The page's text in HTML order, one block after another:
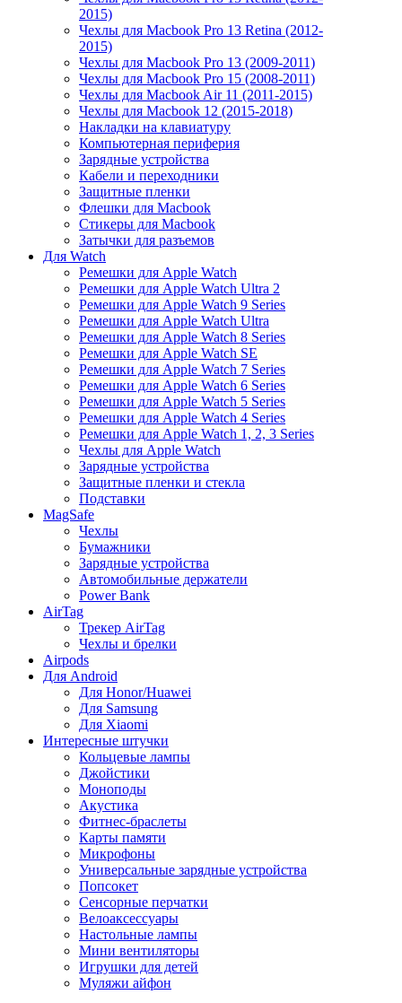
2015)
Чехлы для Macbook Pro 13 Retina (2012-
2015)
Чехлы для Macbook Pro 13 (2009-2011)
Чехлы для Macbook Pro 15 (2008-2011)
Чехлы для Macbook Air 11 (2011-2015)
Чехлы для Macbook 12 (2015-2018)
Накладки на клавиатуру
Компьютерная периферия
Зарядные устройства
Кабели и переходники
Защитные пленки
Флешки для Macbook
Стикеры для Macbook
Затычки для разъемов
Для Watch
Ремешки для Apple Watch
Ремешки для Apple Watch Ultra 2
Ремешки для Apple Watch 9 Series
Ремешки для Apple Watch Ultra
Ремешки для Apple Watch 8 Series
Ремешки для Apple Watch SE
Ремешки для Apple Watch 7 Series
Ремешки для Apple Watch 6 Series
Ремешки для Apple Watch 5 Series
Ремешки для Apple Watch 4 Series
Ремешки для Apple Watch 1, 2, 3 Series
Чехлы для Apple Watch
Зарядные устройства
Защитные пленки и стекла
Подставки
MagSafe
Чехлы
Бумажники
Зарядные устройства
Автомобильные держатели
Power Bank
AirTag
Трекер AirTag
Чехлы и брелки
Airpods
Для Android
Для Honor/Huawei
Для Samsung
Для Xiaomi
Интересные штучки
Кольцевые лампы
Джойстики
Моноподы
Акустика
Фитнес-браслеты
Карты памяти
Микрофоны
Универсальные зарядные устройства
Попсокет
Сенсорные перчатки
Велоаксессуары
Настольные лампы
Мини вентиляторы
Игрушки для детей
Муляжи айфон